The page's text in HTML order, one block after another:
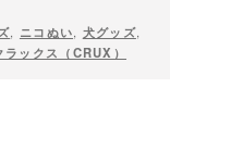
, ニコぬい, 犬グッズ,
ラックス（CRUX）